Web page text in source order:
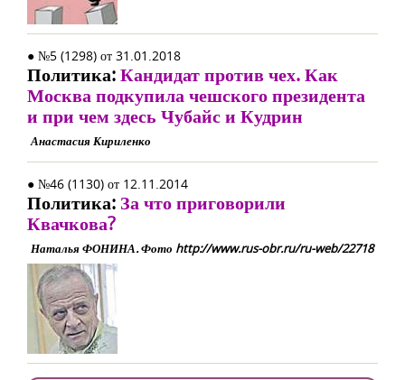
● №5 (1298) от 31.01.2018
Политика:Кандидат против чех. Как
Москва подкупила чешского президента
и при чем здесь Чубайс и Кудрин
Анастасия Кириленко
● №46 (1130) от 12.11.2014
Политика: За что приговорили
Квачкова?
Наталья ФОНИНА. Фото http://www.rus-obr.ru/ru-web/22718